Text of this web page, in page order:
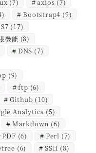
(7) axios (7)
Bootstrap4 (9)
(17)
機能 (8)
DNS (7)
(9)
ftp (6)
Github (10)
Analytics (5)
Markdown (6)
PDF (6) Perl (7)
(6) SSH (8)